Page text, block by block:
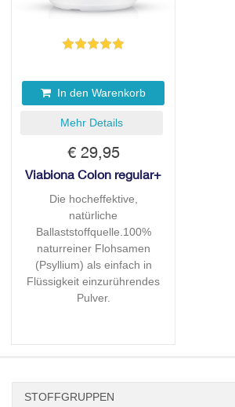
In den Warenkorb
Mehr Details
€ 29,95
Viabiona Colon regular+
Die hocheffektive,
natürliche
Ballaststoffquelle.100%
naturreiner Flohsamen
(Psyllium) als einfach in
Flüssigkeit einzurührendes
Pulver.
STOFFGRUPPEN